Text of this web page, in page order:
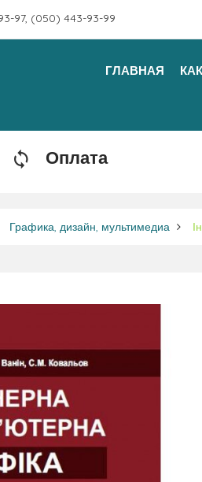
97, (050) 443-93-99
ГЛАВНАЯ
Оплата
Графика, дизайн, мультимедиа